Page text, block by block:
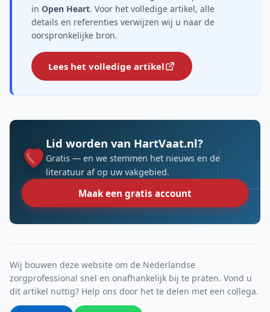
in Open Heart. Voor het volledige artikel, alle
details en referenties verwijzen wij u naar de
oorspronkelijke bron.
Lees het volledige artikel
Lid worden van HartVaat.nl?
Gratis — en we stemmen het nieuws en de
literatuur af op uw vakgebied.
Maak een gratis account
Wij bouwen deze website om de Nederlandse
zorgprofessional snel en onafhankelijk bij te praten. Vond u
dit artikel nuttig? Help ons door het te delen met een collega.